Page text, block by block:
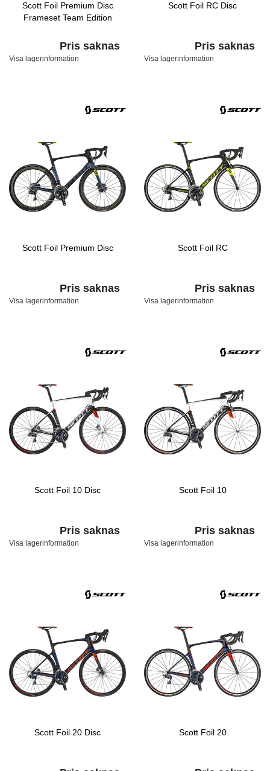
Scott Foil Premium Disc
Frameset Team Edition
Pris saknas
Visa lagerinformation
Scott Foil RC Disc
Pris saknas
Visa lagerinformation
Scott Foil Premium Disc
Pris saknas
Visa lagerinformation
Scott Foil RC
Pris saknas
Visa lagerinformation
Scott Foil 10 Disc
Pris saknas
Visa lagerinformation
Scott Foil 10
Pris saknas
Visa lagerinformation
Scott Foil 20 Disc Scott Foil 20